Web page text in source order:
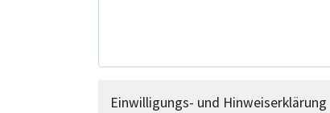
Einwilligungs- und Hinweiserklärung